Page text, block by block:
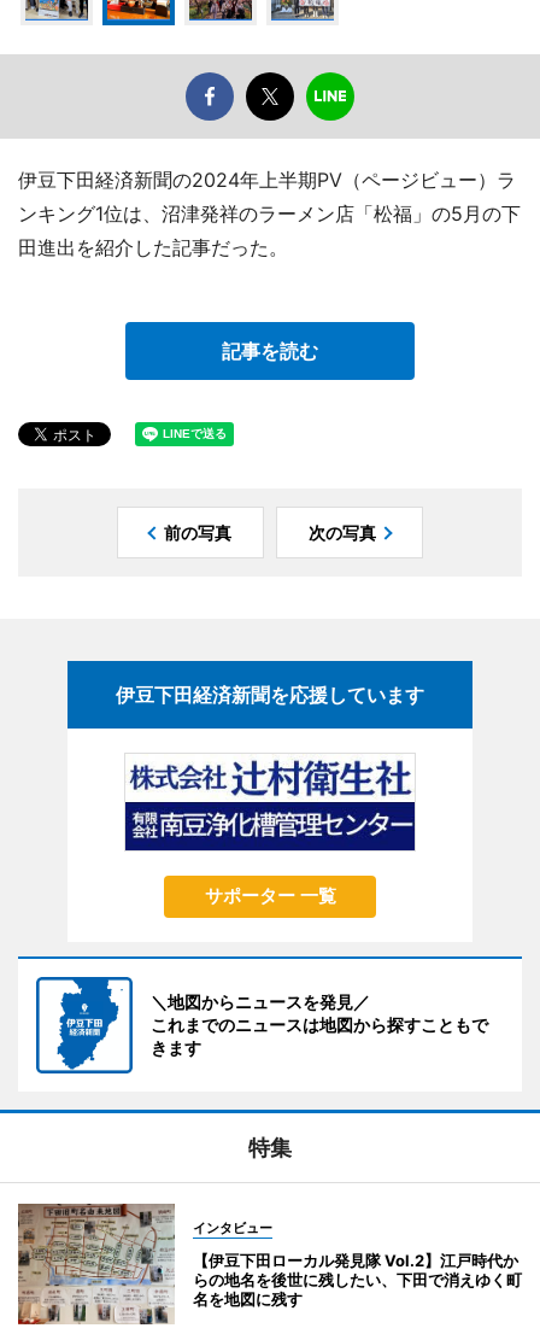
伊豆下田経済新聞の2024年上半期PV（ページビュー）ラ
ンキング1位は、沼津発祥のラーメン店「松福」の5月の下
田進出を紹介した記事だった。
記事を読む
前の写真 次の写真
伊豆下田経済新聞を応援しています
サポーター 一覧
＼地図からニュースを発見／
これまでのニュースは地図から探すこともで
きます
特集
インタビュー
【伊豆下田ローカル発見隊 Vol.2】江戸時代か
らの地名を後世に残したい、下田で消えゆく町
名を地図に残す